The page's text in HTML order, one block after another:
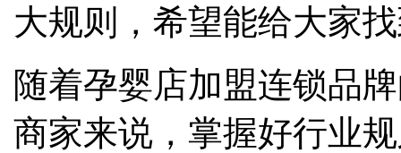
大规则，希望能给大家
随着孕婴店加盟连锁品
商家来说，掌握好行业